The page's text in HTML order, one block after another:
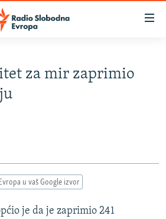
za mir zaprimio
u vaš Google izvor
je da je zaprimio 241